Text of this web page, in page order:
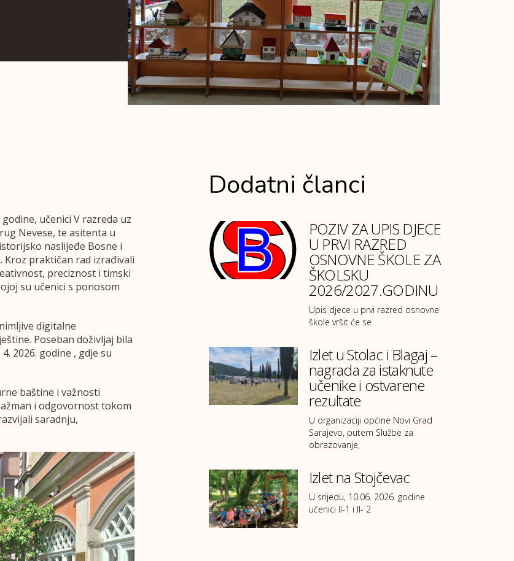
učenici V razreda uz
Nevese, te asitenta u
naslijeđe Bosne i
Kroz praktičan rad izrađivali
preciznost i timski
su učenici s ponosom
digitalne
Poseban doživljaj bila
2026. godine , gdje su
baštine i važnosti
i odgovornost tokom
saradnju,
Dodatni članci
POZIV ZA UPIS DJECE
U PRVI RAZRED
OSNOVNE ŠKOLE ZA
ŠKOLSKU
2026/2027.GODINU
Upis djece u prvi razred osnovne
škole vršit će se
Izlet u Stolac i Blagaj –
nagrada za istaknute
učenike i ostvarene
rezultate
U organizaciji općine Novi Grad
Sarajevo, putem Službe za
obrazovanje,
Izlet na Stojčevac
U srijedu, 10.06. 2026. godine
učenici II-1 i II- 2